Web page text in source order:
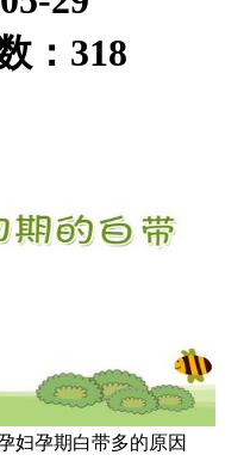
： 318
妇孕期白带多的原因